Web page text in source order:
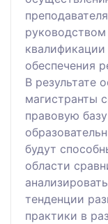
обеспечения
В результате
магистранты
правовую
будут
области
тенденции
практики в